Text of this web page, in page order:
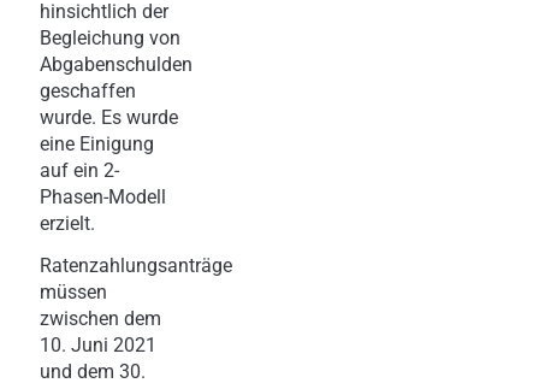
hinsichtlich der
Begleichung von
Abgabenschulden
geschaffen
wurde. Es wurde
eine Einigung
auf ein 2-
Phasen-Modell
erzielt.
Ratenzahlungsanträge
müssen
zwischen dem
10. Juni 2021
und dem 30.